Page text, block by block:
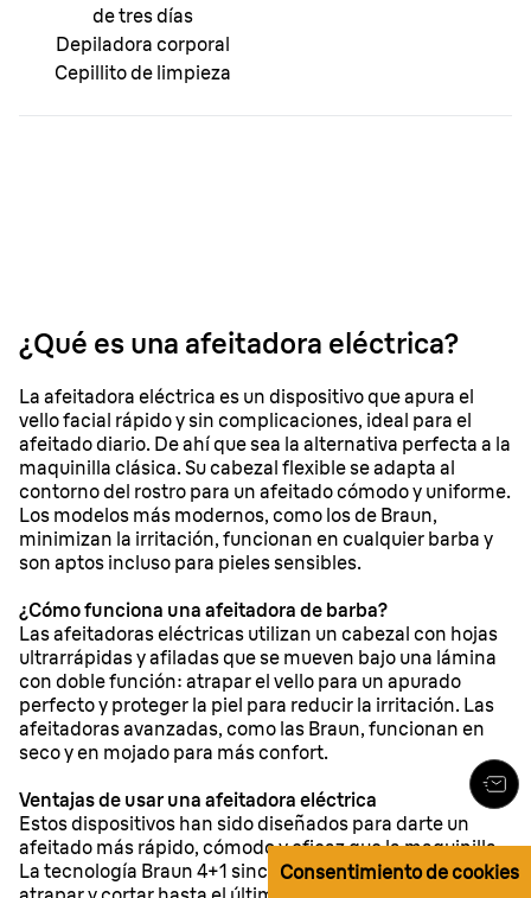
de tres días
Depiladora corporal
Cepillito de limpieza
¿Qué es una afeitadora eléctrica?
La afeitadora eléctrica es un dispositivo que apura el
vello facial rápido y sin complicaciones, ideal para el
afeitado diario. De ahí que sea la alternativa perfecta a la
maquinilla clásica. Su cabezal flexible se adapta al
contorno del rostro para un afeitado cómodo y uniforme.
Los modelos más modernos, como los de Braun,
minimizan la irritación, funcionan en cualquier barba y
son aptos incluso para pieles sensibles.
¿Cómo funciona una afeitadora de barba?
Las afeitadoras eléctricas utilizan un cabezal con hojas
ultrarrápidas y afiladas que se mueven bajo una lámina
con doble función: atrapar el vello para un apurado
perfecto y proteger la piel para reducir la irritación. Las
afeitadoras avanzadas, como las Braun, funcionan en
seco y en mojado para más confort.
Ventajas de usar una afeitadora eléctrica
Estos dispositivos han sido diseñados para darte un
afeitado más rápido, cómodo y eficaz que la maquinilla.
La tecnología Braun 4+1 sincroniza varias láminas para
Consentimiento de cookies